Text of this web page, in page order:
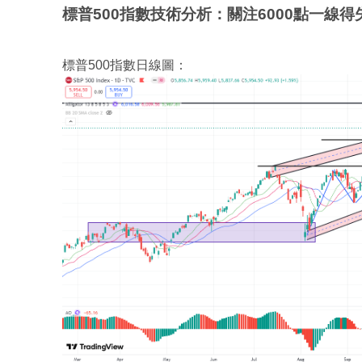
標普500指數技術分析：關注6000點一線得
標普500指數日線圖：